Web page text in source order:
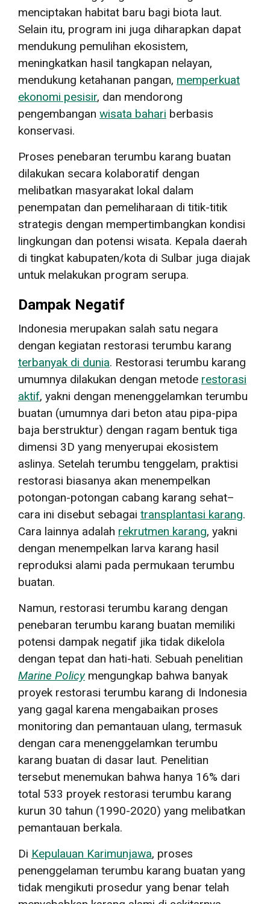
menciptakan habitat baru bagi biota laut.
Selain itu, program ini juga diharapkan dapat
mendukung pemulihan ekosistem,
meningkatkan hasil tangkapan nelayan,
mendukung ketahanan pangan, memperkuat
ekonomi pesisir, dan mendorong
pengembangan wisata bahari berbasis
konservasi.
Proses penebaran terumbu karang buatan
dilakukan secara kolaboratif dengan
melibatkan masyarakat lokal dalam
penempatan dan pemeliharaan di titik-titik
strategis dengan mempertimbangkan kondisi
lingkungan dan potensi wisata. Kepala daerah
di tingkat kabupaten/kota di Sulbar juga diajak
untuk melakukan program serupa.
Dampak Negatif
Indonesia merupakan salah satu negara
dengan kegiatan restorasi terumbu karang
terbanyak di dunia. Restorasi terumbu karang
umumnya dilakukan dengan metode restorasi
aktif, yakni dengan menenggelamkan terumbu
buatan (umumnya dari beton atau pipa-pipa
baja berstruktur) dengan ragam bentuk tiga
dimensi 3D yang menyerupai ekosistem
aslinya. Setelah terumbu tenggelam, praktisi
restorasi biasanya akan menempelkan
potongan-potongan cabang karang sehat–
cara ini disebut sebagai transplantasi karang.
Cara lainnya adalah rekrutmen karang, yakni
dengan menempelkan larva karang hasil
reproduksi alami pada permukaan terumbu
buatan.
Namun, restorasi terumbu karang dengan
penebaran terumbu karang buatan memiliki
potensi dampak negatif jika tidak dikelola
dengan tepat dan hati-hati. Sebuah penelitian
Marine Policymengungkap bahwa banyak
proyek restorasi terumbu karang di Indonesia
yang gagal karena mengabaikan proses
monitoring dan pemantauan ulang, termasuk
dengan cara menenggelamkan terumbu
karang buatan di dasar laut. Penelitian
tersebut menemukan bahwa hanya 16% dari
total 533 proyek restorasi terumbu karang
kurun 30 tahun (1990-2020) yang melibatkan
pemantauan berkala.
Di Kepulauan Karimunjawa, proses
penenggelaman terumbu karang buatan yang
tidak mengikuti prosedur yang benar telah